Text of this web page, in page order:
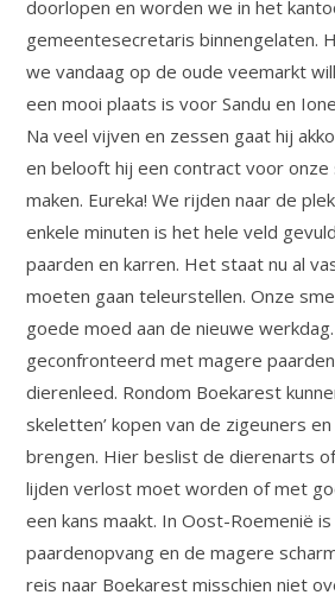
doorlopen en worden we in het
gemeentesecretaris binnengelaten.
we vandaag op de oude veemarkt
een mooi plaats is voor Sandu en
Na veel vijven en zessen gaat hij
en belooft hij een contract voor
maken. Eureka! We rijden naar de
enkele minuten is het hele veld
paarden en karren. Het staat nu al
moeten gaan teleurstellen. Onze
goede moed aan de nieuwe
geconfronteerd met magere
dierenleed. Rondom Boekarest
skeletten’ kopen van de zigeuners
brengen. Hier beslist de dierenarts
lijden verlost moet worden of met
een kans maakt. In Oost-Roemenië
paardenopvang en de magere
reis naar Boekarest misschien niet